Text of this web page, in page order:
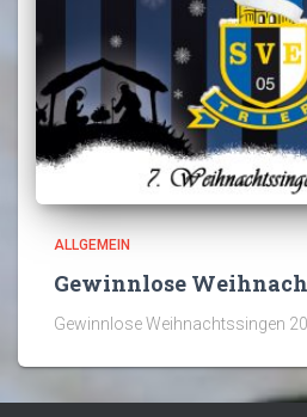
ALLGEMEIN
Gewinnlose
Gewinnlose Weihnachtssingen